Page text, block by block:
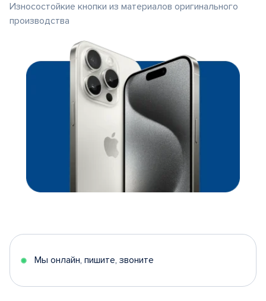
Износостойкие кнопки из материалов оригинального
производства
Мы онлайн, пишите, звоните